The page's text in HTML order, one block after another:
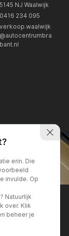
5145 NJ Waalwijk
0416 234 095
verkoop.waalwijk
@autocentrumbra
bant.nl
Breda
204 5040
erin. Die
invulde. Op
Natuurlijk
over. Klik
beheer je